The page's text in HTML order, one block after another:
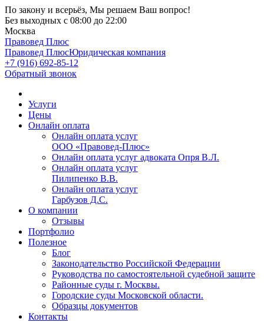
По закону и всерьёз, Мы решаем Ваш вопрос!
Без выходных с 08:00 до 22:00
Москва
Правовед Плюс
Правовед ПлюсЮридическая компания
+7 (916) 692-85-12
Обратный звонок
Услуги
Цены
Онлайн оплата
Онлайн оплата услуг
ООО «Правовед-Плюс»
Онлайн оплата услуг адвоката Опря В.Л.
Онлайн оплата услуг
Пилипенко В.В.
Онлайн оплата услуг
Гарбузов Д.С.
О компании
Отзывы
Портфолио
Полезное
Блог
Законодательство Российской Федерации
Руководства по самостоятельной судебной защите
Районные суды г. Москвы.
Городские суды Московской области.
Образцы документов
Контакты